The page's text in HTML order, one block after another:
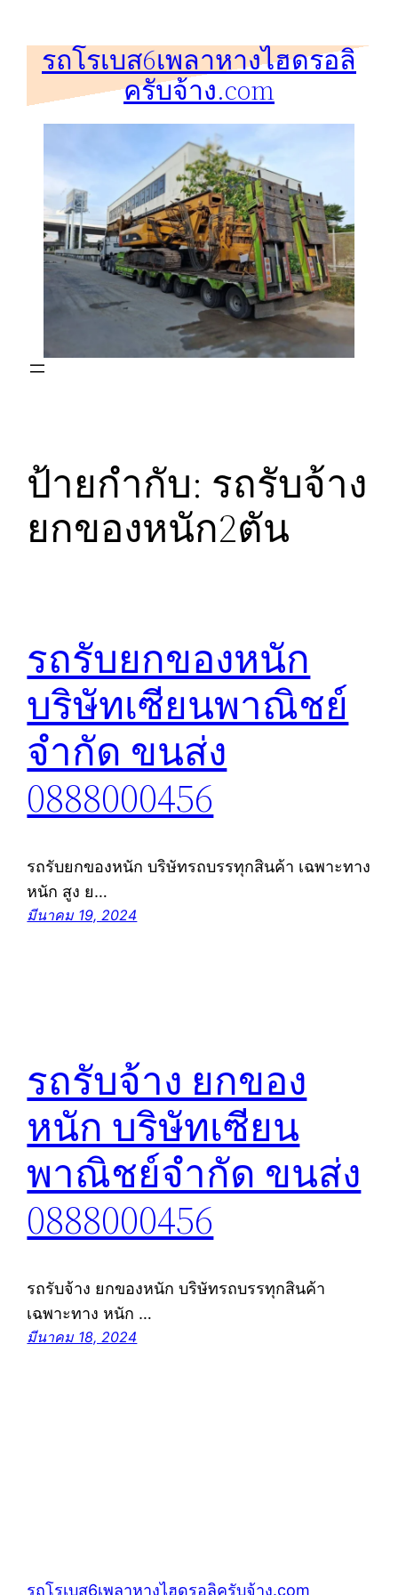
รถโรเบส6เพลาหางไฮดรอลิ
ครับจ้าง.com
ป้ายกำกับ: รถรับจ้าง
ยกของหนัก2ตัน
รถรับยกของหนัก
บริษัทเซียนพาณิชย์
จำกัด ขนส่ง
0888000456
รถรับยกของหนัก บริษัทรถบรรทุกสินค้า เฉพาะทาง
หนัก สูง ย…
มีนาคม 19, 2024
รถรับจ้าง ยกของ
หนัก บริษัทเซียน
พาณิชย์จำกัด ขนส่ง
0888000456
รถรับจ้าง ยกของหนัก บริษัทรถบรรทุกสินค้า
เฉพาะทาง หนัก …
มีนาคม 18, 2024
รถโรเบส6เพลาหางไฮดรอลิครับจ้าง.com